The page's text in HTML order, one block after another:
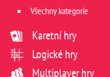
Všechny kategorie
Karetní hry
Logické hry
Multiplayer hry